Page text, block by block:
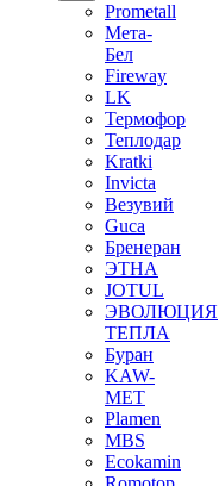
Prometall
Мета-
Бел
Fireway
LK
Термофор
Теплодар
Kratki
Invicta
Везувий
Guca
Бренеран
ЭТНА
JOTUL
ЭВОЛЮЦИЯ
ТЕПЛА
Буран
KAW-
MET
Plamen
MBS
Ecokamin